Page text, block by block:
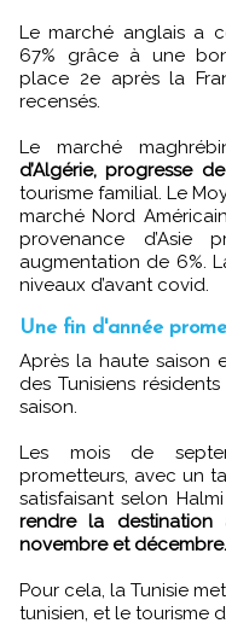
Le marché anglais a
67% grâce à une
place 2e après la
recensés.
Le marché
d’Algérie, progresse de
tourisme familial. Le
marché Nord
provenance d’Asie
augmentation de 6%.
niveaux d’avant covid.
Une fin d'année
Après la haute saison estivale, la Tunisie attend le retour
des Tunisiens
saison.
Les mois de
prometteurs, avec un
satisfaisant selon Halmi
rendre la destination
novembre et décembre.
Pour cela, la Tunisie
tunisien, et le tourisme